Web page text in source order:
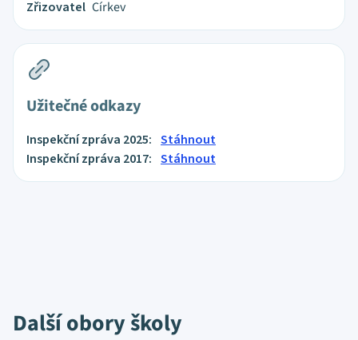
Zřizovatel Církev
Užitečné odkazy
Inspekční zpráva 2025: Stáhnout
Inspekční zpráva 2017: Stáhnout
Další obory školy